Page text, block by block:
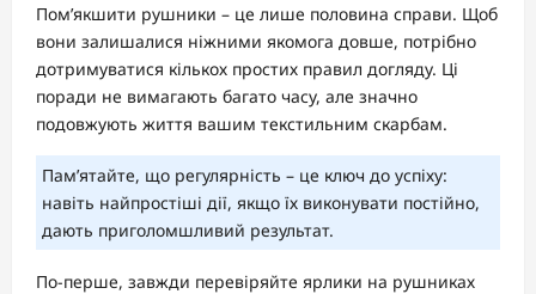
Пом’якшити рушники – це лише половина справи. Щоб
вони залишалися ніжними якомога довше, потрібно
дотримуватися кількох простих правил догляду. Ці
поради не вимагають багато часу, але значно
подовжують життя вашим текстильним скарбам.
Пам’ятайте, що регулярність – це ключ до успіху:
навіть найпростіші дії, якщо їх виконувати постійно,
дають приголомшливий результат.
По-перше, завжди перевіряйте ярлики на рушниках